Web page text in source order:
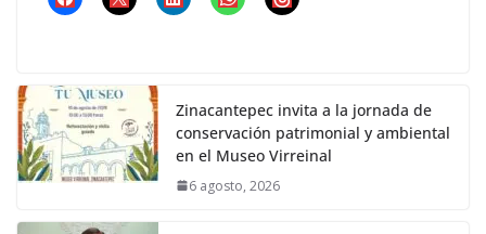
Zinacantepec invita a la jornada de
conservación patrimonial y ambiental
en el Museo Virreinal
6 agosto, 2026